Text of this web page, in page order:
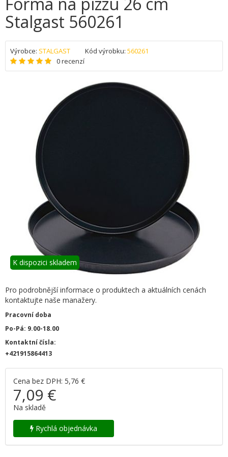
Stalgast 560261
Výrobce: STALGAST Kód výrobku: 560261
0 recenzí
K dispozici skladem
Pro podrobnější informace o produktech a aktuálních cenách
kontaktujte naše manažery.
Pracovní doba
Po-Pá: 9.00-18.00
Kontaktní čísla:
+421915864413
Cena bez DPH: 5,76 €
7,09 €
Na skladě
Rychlá objednávka